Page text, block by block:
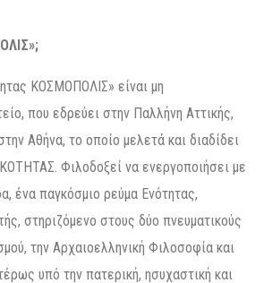
ΚΟΣΜΟΠΟΛΙΣ» είναι μη
που εδρεύει στην Παλλήνη Αττικής,
Αθήνα, το οποίο μελετά και διαδίδει
Φιλοδοξεί να ενεργοποιήσει με
ένα παγκόσμιο ρεύμα Ενότητας,
στηριζόμενο στους δύο πνευματικούς
την Αρχαιοελληνική Φιλοσοφία και
υπό την πατερική, ησυχαστική και